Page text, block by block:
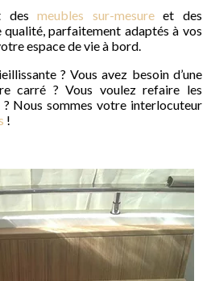
desmeubles sur-mesureet des
parfaitement adaptés à vos
espace de vie à bord.
? Vous avez besoin d’une
carré ? Vous voulez refaire les
? Nous sommes votre interlocuteur
!